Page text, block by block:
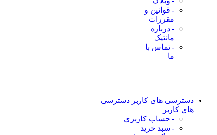
- قوانین و
مقررات
- درباره
مانتیک
- تماس با
ما
دسترسی های کاربر دسترسی
های کاربر
- حساب کاربری
- سبد خرید